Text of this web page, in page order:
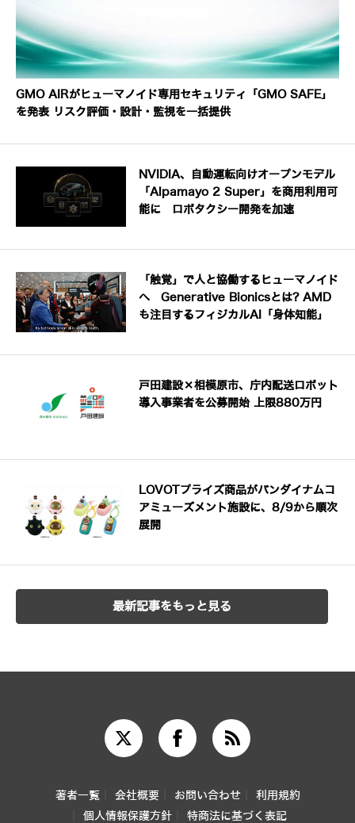
GMO AIRがヒューマノイド専用セキュリティ「GMO SAFE」
を発表 リスク評価・設計・監視を一括提供
NVIDIA、自動運転向けオープンモデル
「Alpamayo 2 Super」を商用利用可
能に ロボタクシー開発を加速
「触覚」で人と協働するヒューマノイド
へ Generative Bionicsとは? AMD
も注目するフィジカルAI「身体知能」
戸田建設×相模原市、庁内配送ロボット
導入事業者を公募開始 上限880万円
LOVOTプライズ商品がバンダイナムコ
アミューズメント施設に、8/9から順次
展開
最新記事をもっと見る
著者一覧 会社概要 お問い合わせ
利用規約
個人情報保護方針
特商法に基づく表記